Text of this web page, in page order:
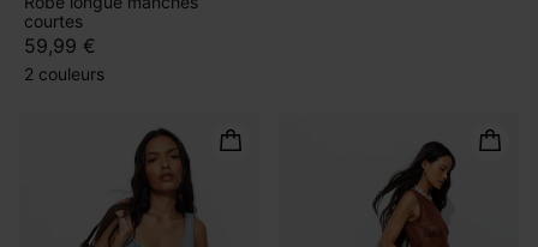
courtes
59,99 €
2 couleurs